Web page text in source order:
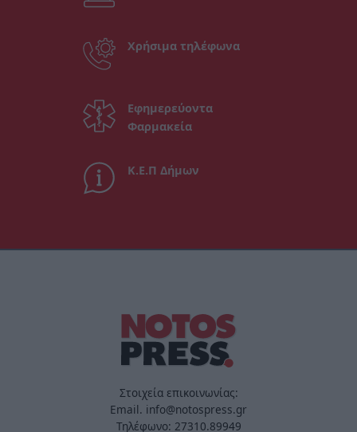
Χρήσιμα τηλέφωνα
Εφημερεύοντα
Φαρμακεία
Κ.Ε.Π Δήμων
Στοιχεία επικοινωνίας:
Email. info@notospress.gr
Τηλέφωνο: 27310.89949